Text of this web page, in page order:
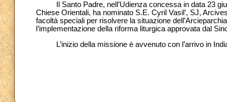
Il Santo Padre, nell’Udienza concessa in data 23
Chiese Orientali, ha nominato S.E. Cyril Vasil’, SJ,
facoltà speciali per risolvere la situazione
l’implementazione della riforma liturgica approvata dal
L’inizio della missione è avvenuto con l’arrivo in